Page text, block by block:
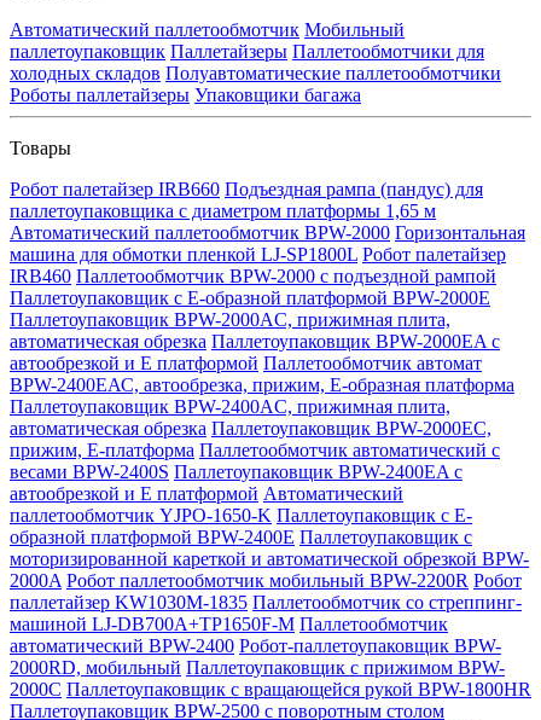
Автоматический паллетообмотчик Мобильный
паллетоупаковщик Паллетайзеры Паллетообмотчики для
холодных складов Полуавтоматические паллетообмотчики
Роботы паллетайзеры Упаковщики багажа
Товары
Робот палетайзер IRB660 Подъездная рампа (пандус) для
паллетоупаковщика с диаметром платформы 1,65 м
Автоматический паллетообмотчик BPW-2000 Горизонтальная
машина для обмотки пленкой LJ-SP1800L Робот палетайзер
IRB460 Паллетообмотчик BPW-2000 с подъездной рампой
Паллетоупаковщик с Е-образной платформой BPW-2000E
Паллетоупаковщик BPW-2000AC, прижимная плита,
автоматическая обрезка Паллетоупаковщик BPW-2000EA с
автообрезкой и Е платформой Паллетообмотчик автомат
BPW-2400ЕАС, автообрезка, прижим, Е-образная платформа
Паллетоупаковщик BPW-2400AC, прижимная плита,
автоматическая обрезка Паллетоупаковщик BPW-2000EC,
прижим, Е-платформа Паллетообмотчик автоматический с
весами BPW-2400S Паллетоупаковщик BPW-2400EA с
автообрезкой и Е платформой Автоматический
паллетообмотчик YJPO-1650-K Паллетоупаковщик с Е-
образной платформой BPW-2400E Паллетоупаковщик с
моторизированной кареткой и автоматической обрезкой BPW-
2000A Робот паллетообмотчик мобильный BPW-2200R Робот
паллетайзер KW1030M-1835 Паллетообмотчик со стреппинг-
машиной LJ-DB700A+TP1650F-M Паллетообмотчик
автоматический BPW-2400 Робот-паллетоупаковщик BPW-
2000RD, мобильный Паллетоупаковщик с прижимом BPW-
2000C Паллетоупаковщик с вращающейся рукой BPW-1800HR
Паллетоупаковщик BPW-2500 с поворотным столом